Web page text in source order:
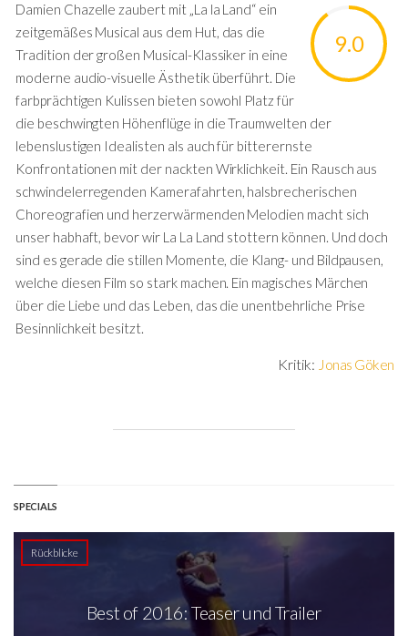
9.0
Damien Chazelle zaubert mit „La la Land“ ein
zeitgemäßes Musical aus dem Hut, das die
Tradition der großen Musical-Klassiker in eine
moderne audio-visuelle Ästhetik überführt. Die
farbprächtigen Kulissen bieten sowohl Platz für
die beschwingten Höhenflüge in die Traumwelten der
lebenslustigen Idealisten als auch für bitterernste
Konfrontationen mit der nackten Wirklichkeit. Ein Rausch aus
schwindelerregenden Kamerafahrten, halsbrecherischen
Choreografien und herzerwärmenden Melodien macht sich
unser habhaft, bevor wir La La Land stottern können. Und doch
sind es gerade die stillen Momente, die Klang- und Bildpausen,
welche diesen Film so stark machen. Ein magisches Märchen
über die Liebe und das Leben, das die unentbehrliche Prise
Besinnlichkeit besitzt.
Kritik: Jonas Göken
SPECIALS
Rückblicke
Best of 2016: Teaser und Trailer